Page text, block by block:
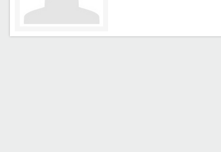
←Stefan Reinecke Ursula Rütten→